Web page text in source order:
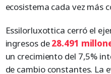
ecosistema cada vez más
Essilorluxottica cerró el
ingresos de28.491
un crecimiento del 7,5%
de cambio constantes. La